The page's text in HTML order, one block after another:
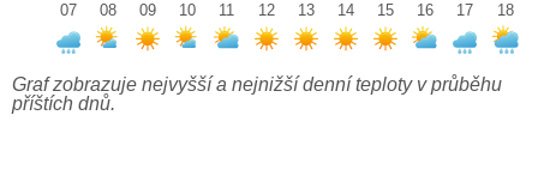
07
08
09
10
11
12
13
14
15
16
17
18
Graf zobrazuje nejvyšší a nejnižší denní teploty v průběhu
příštích dnů.